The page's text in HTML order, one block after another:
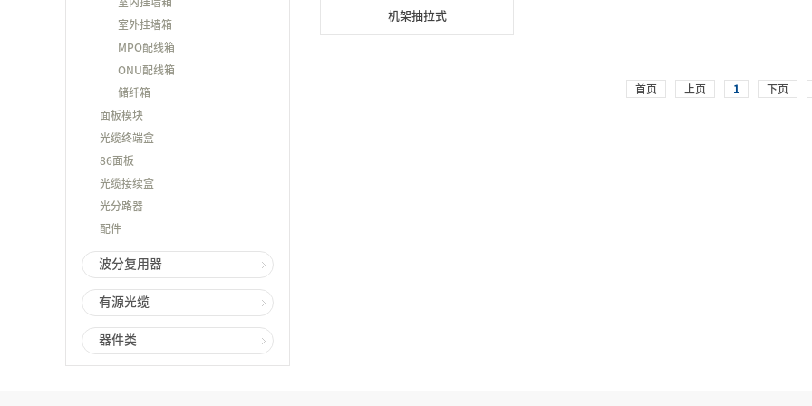
室外挂墙箱
MPO配线箱
ONU配线箱
储纤箱
面板模块
光缆终端盒
86面板
光缆接续盒
光分路器
配件
波分复用器
有源光缆
器件类
机架抽拉式
首页 上页 1 下页